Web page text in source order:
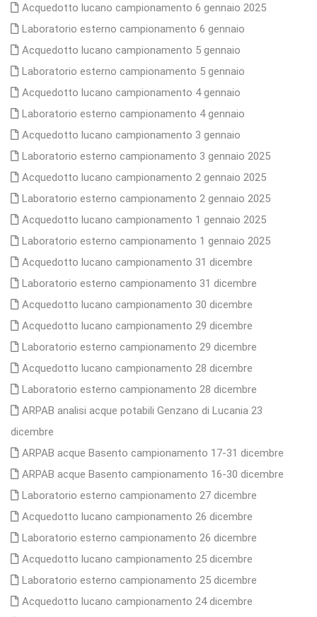
Acquedotto lucano campionamento 6 gennaio 2025
Laboratorio esterno campionamento 6 gennaio
Acquedotto lucano campionamento 5 gennaio
Laboratorio esterno campionamento 5 gennaio
Acquedotto lucano campionamento 4 gennaio
Laboratorio esterno campionamento 4 gennaio
Acquedotto lucano campionamento 3 gennaio
Laboratorio esterno campionamento 3 gennaio 2025
Acquedotto lucano campionamento 2 gennaio 2025
Laboratorio esterno campionamento 2 gennaio 2025
Acquedotto lucano campionamento 1 gennaio 2025
Laboratorio esterno campionamento 1 gennaio 2025
Acquedotto lucano campionamento 31 dicembre
Laboratorio esterno campionamento 31 dicembre
Acquedotto lucano campionamento 30 dicembre
Acquedotto lucano campionamento 29 dicembre
Laboratorio esterno campionamento 29 dicembre
Acquedotto lucano campionamento 28 dicembre
Laboratorio esterno campionamento 28 dicembre
ARPAB analisi acque potabili Genzano di Lucania 23
dicembre
ARPAB acque Basento campionamento 17-31 dicembre
ARPAB acque Basento campionamento 16-30 dicembre
Laboratorio esterno campionamento 27 dicembre
Acquedotto lucano campionamento 26 dicembre
Laboratorio esterno campionamento 26 dicembre
Acquedotto lucano campionamento 25 dicembre
Laboratorio esterno campionamento 25 dicembre
Acquedotto lucano campionamento 24 dicembre